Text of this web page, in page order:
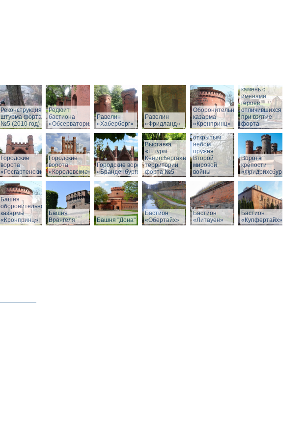
Реконструкция
штурма форта
№5 (2010 год)
Редюит
бастиона
«Обсерватория»
Равелин
«Хаберберг»
Равелин
«Фридланд»
Оборонительная
казарма
«Кронпринц»
камень с
именами
героев
отличившихся
при взятие
форта
Городские
ворота
«Росгартенские»
Городские
ворота
«Королевские»
Городские ворота
«Бранденбургские»
Выставка
«Штурм
Кёнигсберга»на
территории
форта №5
Выставка под
открытым
небом
оружия
Второй
мировой
войны
Ворота
крепости
«Фридрихсбург»
Башня
оборонительной
казармы
«Кронпринц»
Башня
Врангеля
Башня "Дона"
Бастион
«Обертайх»
Бастион
«Литауен»
Бастион
«Купфертайх»